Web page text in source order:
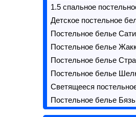
1.5 спальное
Детское постельное
Постельное белье
Постельное белье
Постельное белье
Постельное белье
Светящееся
Постельное белье Бязь